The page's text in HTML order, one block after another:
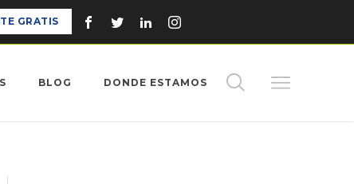
GRATIS
BLOG DONDE ESTAMOS